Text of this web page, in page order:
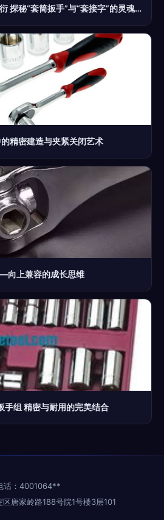
从电工刚需到语法软件衍 探秘“套筒扳手”与“套接字”的灵魂无关之术
精密建造与夹紧关闭艺术
向上兼容的成长思维
手组 精密与耐用的完美结合
话：4001064**
唐家岭路188号院1号楼3层101